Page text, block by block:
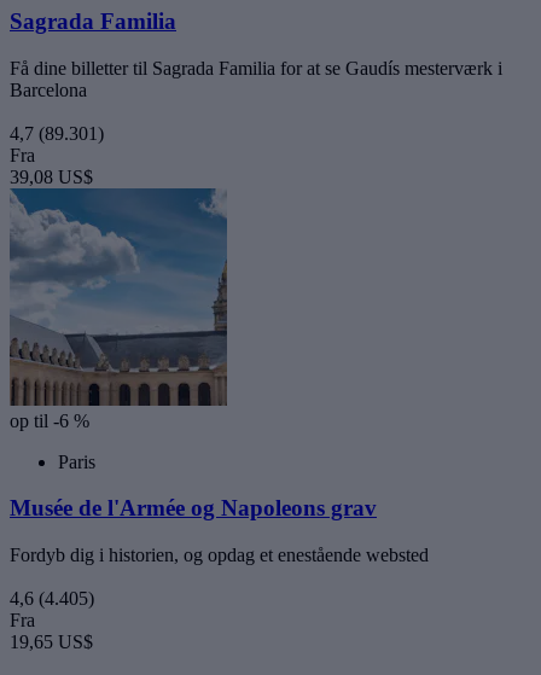
Sagrada Familia
Få dine billetter til Sagrada Familia for at se Gaudís mesterværk i
Barcelona
4,7 (89.301)
Fra
39,08 US$
op til -6 %
Paris
Musée de l'Armée og Napoleons grav
Fordyb dig i historien, og opdag et enestående websted
4,6 (4.405)
Fra
19,65 US$